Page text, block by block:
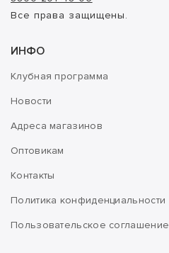
Все права защищены.
ИНФО
Клубная программа
Новости
Адреса магазинов
Оптовикам
Контакты
Политика конфиденциальности
Пользовательское соглашение